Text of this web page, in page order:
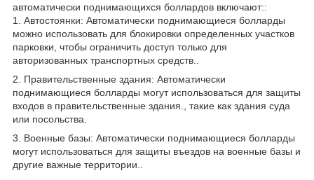
автоматически поднимающихся боллардов включают::
1. Автостоянки: Автоматически поднимающиеся болларды
можно использовать для блокировки определенных участков
парковки, чтобы ограничить доступ только для
авторизованных транспортных средств..
2. Правительственные здания: Автоматически
поднимающиеся болларды могут использоваться для защиты
входов в правительственные здания., такие как здания суда
или посольства.
3. Военные базы: Автоматически поднимающиеся болларды
могут использоваться для защиты въездов на военные базы и
другие важные территории..